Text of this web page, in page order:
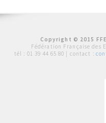
Copyright © 2015
Fédération Française des
tél : 01 39 44 65 80 | contact :